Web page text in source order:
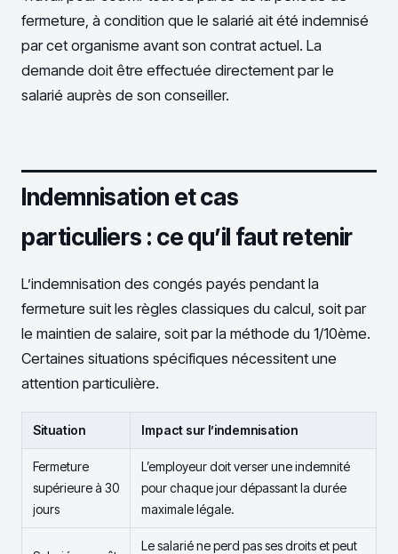
fermeture, à condition que le salarié ait été indemnisé
par cet organisme avant son contrat actuel. La
demande doit être effectuée directement par le
salarié auprès de son conseiller.
Indemnisation et cas
particuliers : ce qu’il faut retenir
L’indemnisation des congés payés pendant la
fermeture suit les règles classiques du calcul, soit par
le maintien de salaire, soit par la méthode du 1/10ème.
Certaines situations spécifiques nécessitent une
attention particulière.
Situation Impact sur l’indemnisation
Fermeture
supérieure à 30
jours
L’employeur doit verser une indemnité
pour chaque jour dépassant la durée
maximale légale.
Le salarié ne perd pas ses droits et peut